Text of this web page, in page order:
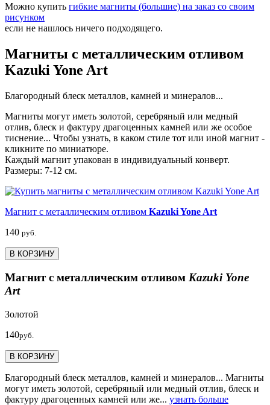
Можно купить гибкие магниты (большие) на заказ со своим
рисунком
если не нашлось ничего подходящего.
Магниты с металлическим отливом
Kazuki Yone Art
Благородный блеск металлов, камней и минералов...
Магниты могут иметь золотой, серебряный или медный
отлив, блеск и фактуру драгоценных камней или же особое
тиснение... Чтобы узнать, в каком стиле тот или иной магнит -
кликните по миниатюре.
Каждый магнит упакован в индивидуальный конверт.
Размеры: 7-12 см.
Магнит с металлическим отливом Kazuki Yone Art
140 руб.
В КОРЗИНУ
Магнит с металлическим отливом Kazuki Yone
Art
Золотой
140руб.
В КОРЗИНУ
Благородный блеск металлов, камней и минералов... Магниты
могут иметь золотой, серебряный или медный отлив, блеск и
фактуру драгоценных камней или же... узнать больше